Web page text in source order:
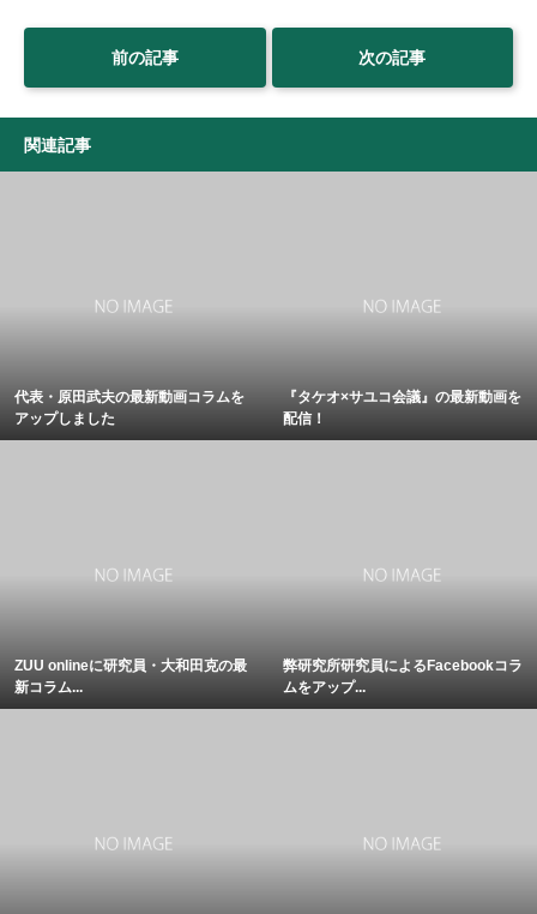
前の記事 次の記事
関連記事
代表・原田武夫の最新動画コラムを
アップしました
『タケオ×サユコ会議』の最新動画を
配信！
ZUU onlineに研究員・大和田克の最
新コラム...
弊研究所研究員によるFacebookコラ
ムをアップ...